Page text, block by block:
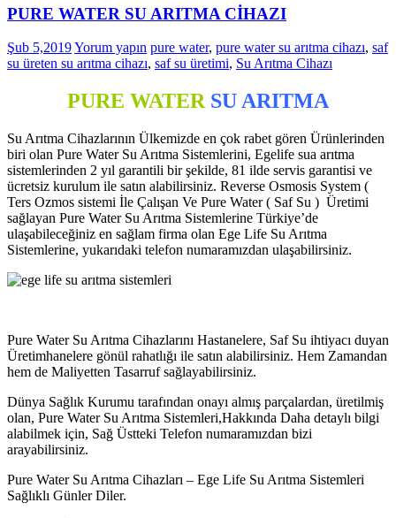
PURE WATER SU ARITMA CİHAZI
Şub 5,2019Yorum yapın pure water, pure water su arıtma cihazı, saf
su üreten su arıtma cihazı, saf su üretimi, Su Arıtma Cihazı
PURE WATER SU ARITMA
Su Arıtma Cihazlarının Ülkemizde en çok rabet gören Ürünlerinden
biri olan Pure Water Su Arıtma Sistemlerini, Egelife sua arıtma
sistemlerinden 2 yıl garantili bir şekilde, 81 ilde servis garantisi ve
ücretsiz kurulum ile satın alabilirsiniz. Reverse Osmosis System (
Ters Ozmos sistemi İle Çalışan Ve Pure Water ( Saf Su ) Üretimi
sağlayan Pure Water Su Arıtma Sistemlerine Türkiye’de
ulaşabileceğiniz en sağlam firma olan Ege Life Su Arıtma
Sistemlerine, yukarıdaki telefon numaramızdan ulaşabilirsiniz.
Pure Water Su Arıtma Cihazlarını Hastanelere, Saf Su ihtiyacı duyan
Üretimhanelere gönül rahatlığı ile satın alabilirsiniz. Hem Zamandan
hem de Maliyetten Tasarruf sağlayabilirsiniz.
Dünya Sağlık Kurumu tarafından onayı almış parçalardan, üretilmiş
olan, Pure Water Su Arıtma Sistemleri,Hakkında Daha detaylı bilgi
alabilmek için, Sağ Üstteki Telefon numaramızdan bizi
arayabilirsiniz.
Pure Water Su Arıtma Cihazları – Ege Life Su Arıtma Sistemleri
Sağlıklı Günler Diler.